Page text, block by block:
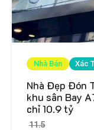
Nhà Bán Xác
Nhà Đẹp Đón
khu sân Bay
chỉ 10.9 tỷ
11.5